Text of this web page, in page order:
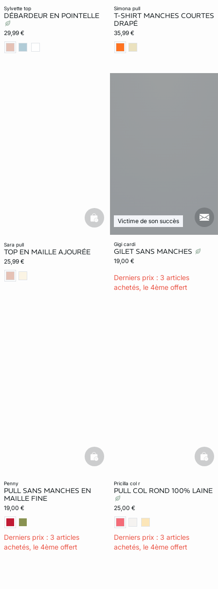
sylvette top
DÉBARDEUR EN POINTELLE
29,99 €
simona pull
T-SHIRT MANCHES COURTES
DRAPÉ
35,99 €
sara pull
TOP EN MAILLE AJOURÉE
25,99 €
basketfull
gigi cardi
GILET SANS MANCHES
19,00 €
Derniers prix : 3 articles
achetés, le 4ème offert
Victime de son succès
penny
PULL SANS MANCHES EN
MAILLE FINE
19,00 €
Derniers prix : 3 articles
achetés, le 4ème offert
basketfull
pricilla col r
PULL COL ROND 100% LAINE
25,00 €
Derniers prix : 3 articles
achetés, le 4ème offert